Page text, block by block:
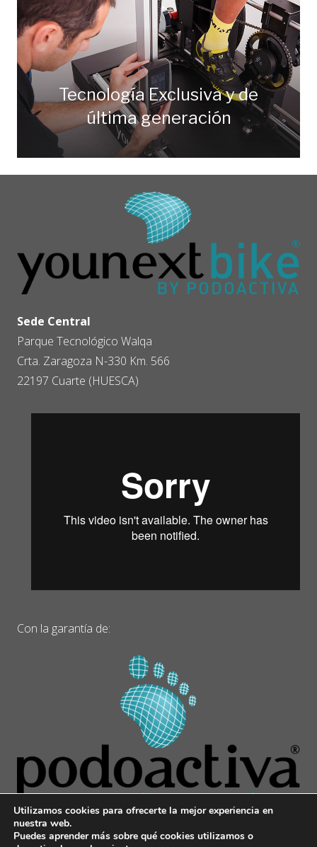
Tecnología Exclusiva y de
última generación
Sede Central
Parque Tecnológico Walqa
Crta. Zaragoza N-330 Km. 566
22197 Cuarte (HUESCA)
Con la garantía de:
Utilizamos cookies para ofrecerte la mejor experiencia en
nuestra web.
Puedes aprender más sobre qué cookies utilizamos o